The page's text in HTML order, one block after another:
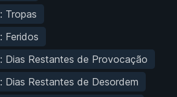
Tropas
Feridos
Dias Restantes de Provocação
Dias Restantes de Desordem